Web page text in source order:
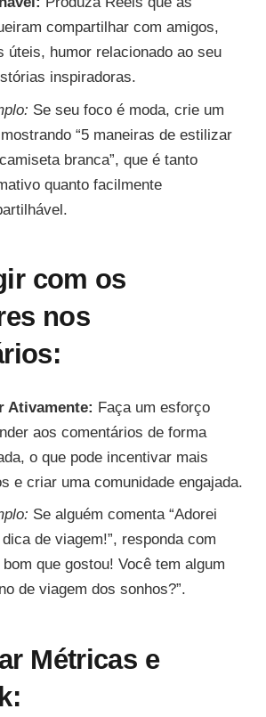
compartilhar com amigos,
úteis, humor relacionado ao seu
inspiradoras.
Se seu foco é moda, crie um
“5 maneiras de estilizar
branca”, que é tanto
quanto facilmente
com os
nos
Ativamente: Faça um esforço
aos comentários de forma
o que pode incentivar mais
e criar uma comunidade engajada.
Se alguém comenta “Adorei
de viagem!”, responda com
bom que gostou! Você tem algum
de viagem dos sonhos?”.
Métricas e